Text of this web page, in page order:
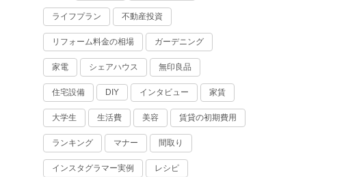
ライフプラン 不動産投資
リフォーム料金の相場 ガーデニング
家電 シェアハウス 無印良品
住宅設備 DIY インタビュー 家賃
大学生 生活費 美容 賃貸の初期費用
ランキング マナー 間取り
インスタグラマー実例 レシピ